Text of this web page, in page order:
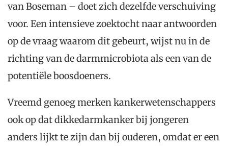
van Boseman – doet zich dezelfde verschuiving
voor. Een intensieve zoektocht naar antwoorden
op de vraag waarom dit gebeurt, wijst nu in de
richting van de darmmicrobiota als een van de
potentiële boosdoeners.
Vreemd genoeg merken kankerwetenschappers
ook op dat dikkedarmkanker bij jongeren
anders lijkt te zijn dan bij ouderen, omdat er een